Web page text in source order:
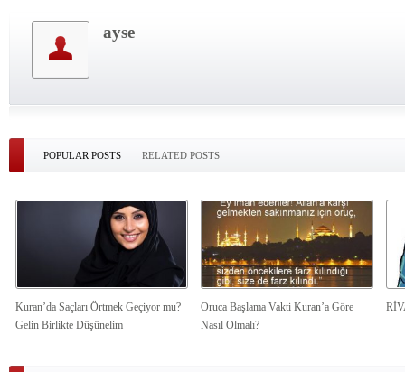
ayse
POPULAR POSTS RELATED POSTS
Kuran’da Saçları Örtmek Geçiyor mu?
Gelin Birlikte Düşünelim
Oruca Başlama Vakti Kuran’a Göre
Nasıl Olmalı?